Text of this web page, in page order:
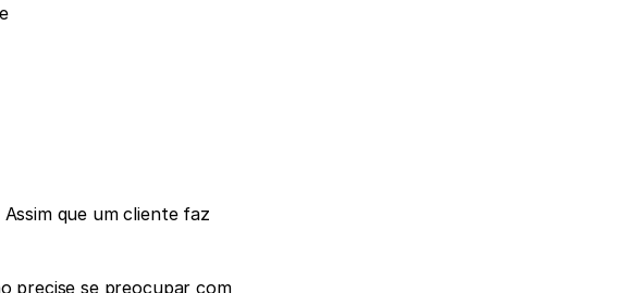
Assim que um cliente faz
, para que você não precise se preocupar com